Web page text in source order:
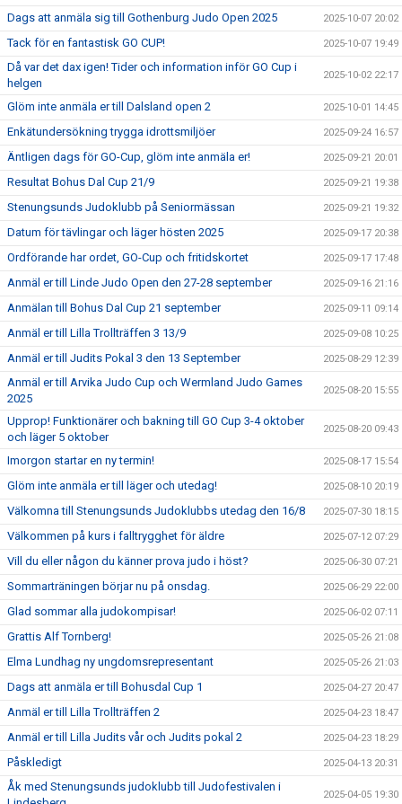
Dags att anmäla sig till Gothenburg Judo Open 2025 2025-10-07 20:02
Tack för en fantastisk GO CUP! 2025-10-07 19:49
Då var det dax igen! Tider och information inför GO Cup i
helgen
2025-10-02 22:17
Glöm inte anmäla er till Dalsland open 2 2025-10-01 14:45
Enkätundersökning trygga idrottsmiljöer 2025-09-24 16:57
Äntligen dags för GO-Cup, glöm inte anmäla er! 2025-09-21 20:01
Resultat Bohus Dal Cup 21/9 2025-09-21 19:38
Stenungsunds Judoklubb på Seniormässan 2025-09-21 19:32
Datum för tävlingar och läger hösten 2025 2025-09-17 20:38
Ordförande har ordet, GO-Cup och fritidskortet 2025-09-17 17:48
Anmäl er till Linde Judo Open den 27-28 september 2025-09-16 21:16
Anmälan till Bohus Dal Cup 21 september 2025-09-11 09:14
Anmäl er till Lilla Trollträffen 3 13/9 2025-09-08 10:25
Anmäl er till Judits Pokal 3 den 13 September 2025-08-29 12:39
Anmäl er till Arvika Judo Cup och Wermland Judo Games
2025
2025-08-20 15:55
Upprop! Funktionärer och bakning till GO Cup 3-4 oktober
och läger 5 oktober
2025-08-20 09:43
Imorgon startar en ny termin! 2025-08-17 15:54
Glöm inte anmäla er till läger och utedag! 2025-08-10 20:19
Välkomna till Stenungsunds Judoklubbs utedag den 16/8 2025-07-30 18:15
Välkommen på kurs i falltrygghet för äldre 2025-07-12 07:29
Vill du eller någon du känner prova judo i höst? 2025-06-30 07:21
Sommarträningen börjar nu på onsdag. 2025-06-29 22:00
Glad sommar alla judokompisar! 2025-06-02 07:11
Grattis Alf Tornberg! 2025-05-26 21:08
Elma Lundhag ny ungdomsrepresentant 2025-05-26 21:03
Dags att anmäla er till Bohusdal Cup 1 2025-04-27 20:47
Anmäl er till Lilla Trollträffen 2 2025-04-23 18:47
Anmäl er till Lilla Judits vår och Judits pokal 2 2025-04-23 18:29
Påskledigt 2025-04-13 20:31
Åk med Stenungsunds judoklubb till Judofestivalen i
2025-04-05 19:30